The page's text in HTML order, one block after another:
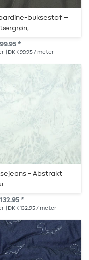
buksestof –
*
| DKK 99.95 / meter
- Abstrakt
*
| DKK 132.95 / meter